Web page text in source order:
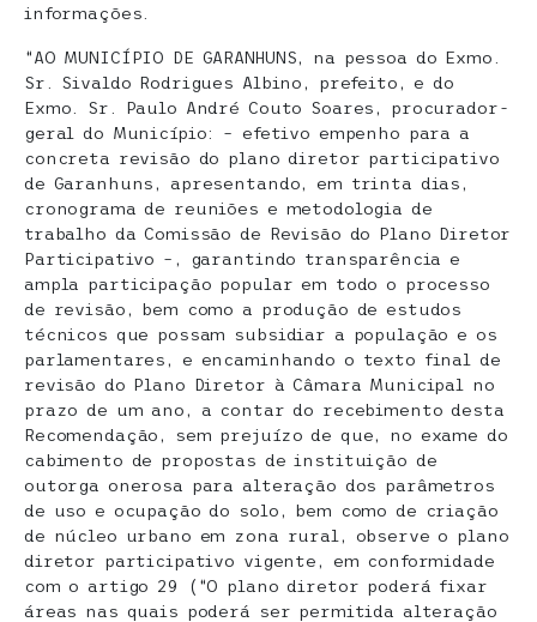
informações.
“AO MUNICÍPIO DE GARANHUNS, na pessoa do Exmo.
Sr. Sivaldo Rodrigues Albino, prefeito, e do
Exmo. Sr. Paulo André Couto Soares, procurador-
geral do Município: – efetivo empenho para a
concreta revisão do plano diretor participativo
de Garanhuns, apresentando, em trinta dias,
cronograma de reuniões e metodologia de
trabalho da Comissão de Revisão do Plano Diretor
Participativo –, garantindo transparência e
ampla participação popular em todo o processo
de revisão, bem como a produção de estudos
técnicos que possam subsidiar a população e os
parlamentares, e encaminhando o texto final de
revisão do Plano Diretor à Câmara Municipal no
prazo de um ano, a contar do recebimento desta
Recomendação, sem prejuízo de que, no exame do
cabimento de propostas de instituição de
outorga onerosa para alteração dos parâmetros
de uso e ocupação do solo, bem como de criação
de núcleo urbano em zona rural, observe o plano
diretor participativo vigente, em conformidade
com o artigo 29 (“O plano diretor poderá fixar
áreas nas quais poderá ser permitida alteração